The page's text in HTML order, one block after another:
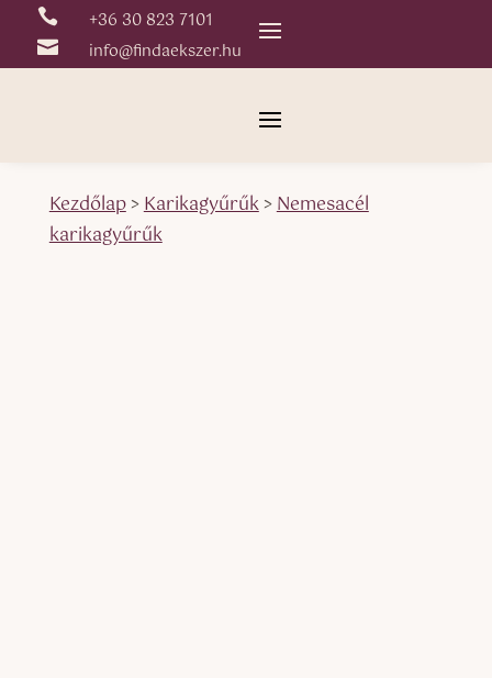
 +36 30 823 7101
 info@findaekszer.hu
Kezdőlap>Karikagyűrűk>Nemesacél
karikagyűrűk